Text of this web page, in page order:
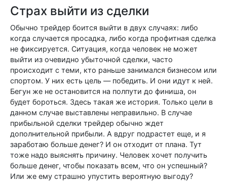
Страх выйти из сделки
Обычно трейдер боится выйти в двух случаях: либо
когда случается просадка, либо когда профитная сделка
не фиксируется. Ситуация, когда человек не может
выйти из очевидно убыточной сделки, часто
происходит с теми, кто раньше занимался бизнесом или
спортом. У них есть цель — победить. И они идут к ней.
Бегун же не остановится на полпути до финиша, он
будет бороться. Здесь такая же история. Только цели в
данном случае выставлены неправильно. В случае
прибыльной сделки трейдер обычно ждет
дополнительной прибыли. А вдруг подрастет еще, и я
заработаю больше денег? И он отходит от плана. Тут
тоже надо выяснять причину. Человек хочет получить
больше денег, чтобы показать всем, что он успешный?
Или же ему страшно упустить вероятную выгоду?